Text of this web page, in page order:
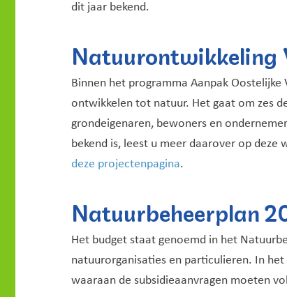
dit jaar bekend.
Natuurontwikkeling
Binnen het programma Aanpak
ontwikkelen tot natuur. Het gaat om zes
grondeigenaren, bewoners en
bekend is, leest u meer daarover op
deze projectenpagina.
Natuurbeheerplan
Het budget staat genoemd in het
natuurorganisaties en particulieren. In
waaraan de subsidieaanvragen moeten